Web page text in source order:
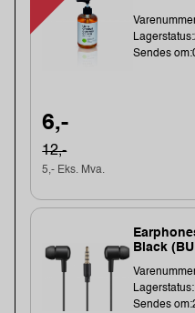
Sendes
6,-
12,-
5,- Eks. Mva.
Black
Sendes